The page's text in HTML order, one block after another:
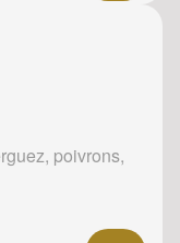
poivrons,